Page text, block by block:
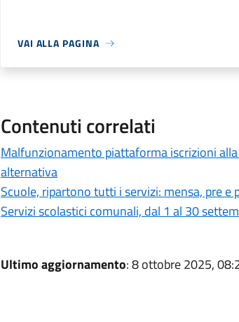
VAI ALLA PAGINA
Contenuti correlati
Malfunzionamento piattaforma iscrizioni
alternativa
Scuole, ripartono tutti i servizi: mensa, pre e
Servizi scolastici comunali, dal 1 al 30
Ultimo aggiornamento: 8 ottobre 2025,